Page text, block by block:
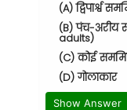
(A) द्विपार्श्व
(B) पंच-अरीय
adults)
(C) कोई
(D) गोलाकार
Show Answer